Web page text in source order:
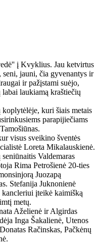
į Kvyklius. Jau ketvirtus
seni, jauni, čia gyvenantys ir
ir pažįstami suėjo,
laukiamą kraštiečių
kuri šiais metais
parapijiečiams
visus sveikino šventės
Loreta Mikalauskienė.
Valdemaras
Rima Petrošienė 20-ties
Juozapą
Stefanija Juknonienė
įteikė kaimišką
metų.
Aželienė ir Algirdas
Inga Šakalienė, Utenos
Račinskas, Pačkėnų